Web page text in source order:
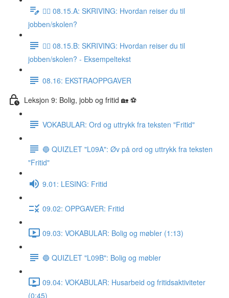
✍🏼 08.15.A: SKRIVING: Hvordan reiser du til
jobben/skolen?
✍🏼 08.15.B: SKRIVING: Hvordan reiser du til
jobben/skolen? - Eksempeltekst
08.16: EKSTRAOPPGAVER
Leksjon 9: Bolig, jobb og fritid 🏡 ⚽️
VOKABULAR: Ord og uttrykk fra teksten "Fritid"
🔵 QUIZLET "L09A": Øv på ord og uttrykk fra teksten
"Fritid"
9.01: LESING: Fritid
09.02: OPPGAVER: Fritid
09.03: VOKABULAR: Bolig og møbler (1:13)
🔵 QUIZLET "L09B": Bolig og møbler
09.04: VOKABULAR: Husarbeid og fritidsaktiviteter
(0:45)